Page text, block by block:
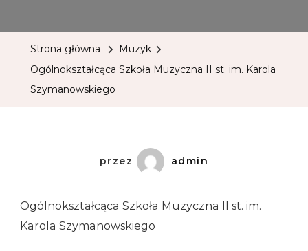
Strona główna
Muzyk
Ogólnokształcąca Szkoła Muzyczna II st. im. Karola
Szymanowskiego
przez admin
Ogólnokształcąca Szkoła Muzyczna II st. im.
Karola Szymanowskiego